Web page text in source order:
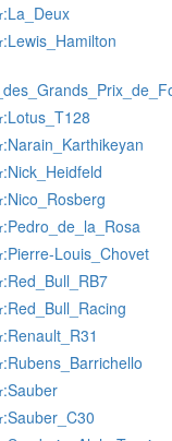
:La_Deux
:Lewis_Hamilton
:Lotus_T128
:Narain_Karthikeyan
:Nick_Heidfeld
:Nico_Rosberg
:Pedro_de_la_Rosa
:Pierre-Louis_Chovet
:Red_Bull_RB7
:Red_Bull_Racing
:Renault_R31
:Rubens_Barrichello
:Sauber
:Sauber_C30